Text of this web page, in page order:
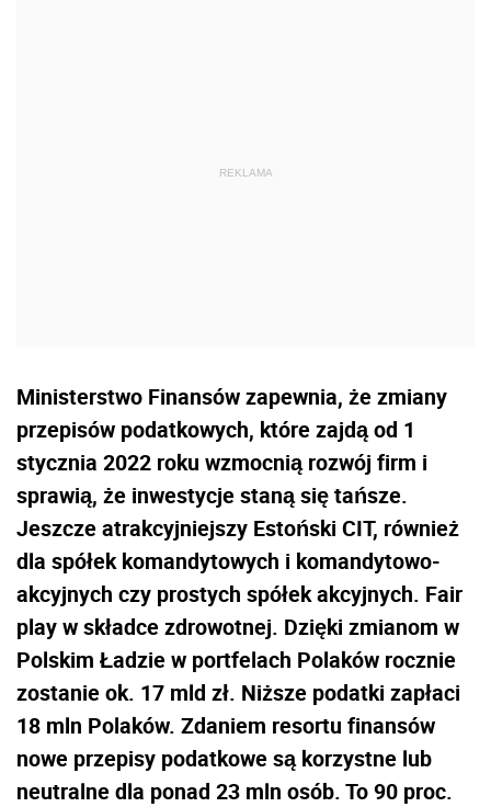
Ministerstwo Finansów zapewnia, że zmiany
przepisów podatkowych, które zajdą od 1
stycznia 2022 roku wzmocnią rozwój firm i
sprawią, że inwestycje staną się tańsze.
Jeszcze atrakcyjniejszy Estoński CIT, również
dla spółek komandytowych i komandytowo-
akcyjnych czy prostych spółek akcyjnych. Fair
play w składce zdrowotnej. Dzięki zmianom w
Polskim Ładzie w portfelach Polaków rocznie
zostanie ok. 17 mld zł. Niższe podatki zapłaci
18 mln Polaków. Zdaniem resortu finansów
nowe przepisy podatkowe są korzystne lub
neutralne dla ponad 23 mln osób. To 90 proc.